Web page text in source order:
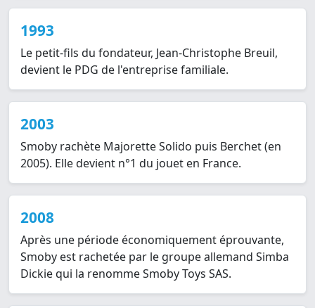
1993
Le petit-fils du fondateur, Jean-Christophe Breuil,
devient le PDG de l'entreprise familiale.
2003
Smoby rachète Majorette Solido puis Berchet (en
2005). Elle devient n°1 du jouet en France.
2008
Après une période économiquement éprouvante,
Smoby est rachetée par le groupe allemand Simba
Dickie qui la renomme Smoby Toys SAS.